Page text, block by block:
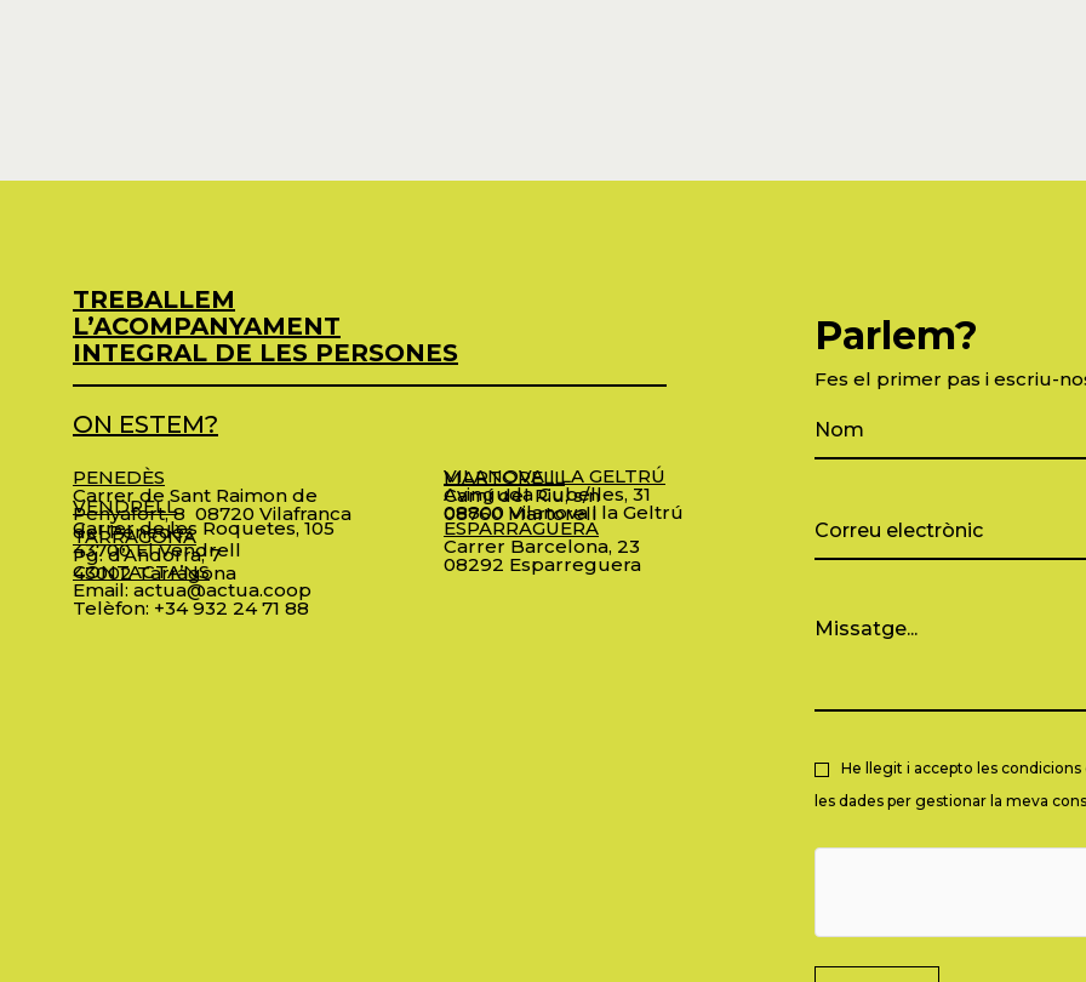
TREBALLEM
L’ACOMPANYAMENT
INTEGRAL DE LES PERSONES
ON ESTEM?
PENEDÈS
Carrer de Sant Raimon de
Penyafort, 8 08720 Vilafranca
del Penedès
VENDRELL
Carrer de les Roquetes, 105
43700 El Vendrell
TARRAGONA
Pg. d’Andorra, 7
43002 Tarragona
CONTACTA’NS
Email: actua@actua.coop
Telèfon: +34 932 24 71 88
MARTORELL
Camí del Riu, s/n
08760 Martorell
VILANOVA I LA GELTRÚ
Avinguda Cubelles, 31
08800 Vilanova i la Geltrú
ESPARRAGUERA
Carrer Barcelona, 23
08292 Esparreguera
Parlem?
Fes el primer pas i escriu-
He llegit i accepto les
les dades per gestionar la meva